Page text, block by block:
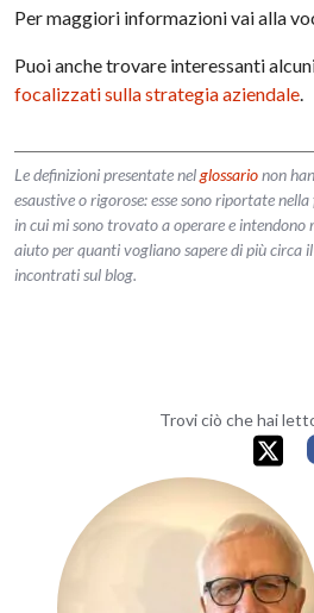
Per maggiori informazioni vai alla
Puoi anche trovare interessanti
focalizzati sulla strategia aziendale.
Le definizioni presentate nelglossarionon
esaustive o rigorose: esse sono riportate
in cui mi sono trovato a operare e intendono
aiuto per quanti vogliano sapere di più circa
incontrati sul blog.
Trovi ciò che hai